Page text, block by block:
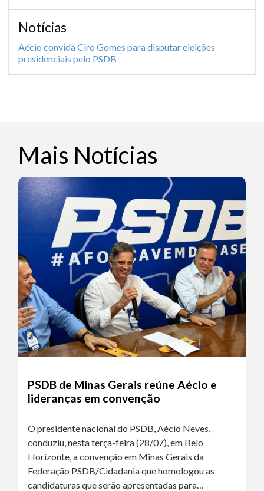
Notícias
Aécio convida Ciro Gomes para disputar eleições
presidenciais pelo PSDB
Mais Notícias
PSDB de Minas Gerais reúne Aécio e
lideranças em convenção
O presidente nacional do PSDB, Aécio Neves,
conduziu, nesta terça-feira (28/07), em Belo
Horizonte, a convenção em Minas Gerais da
Federação PSDB/Cidadania que homologou as
candidaturas que serão apresentadas para…